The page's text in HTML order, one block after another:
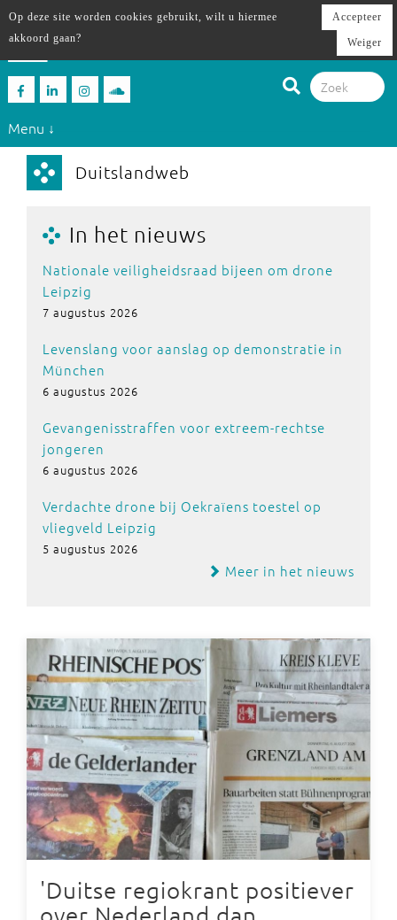
Menu ↓
Duitslandweb
In het nieuws
Nationale veiligheidsraad bijeen om drone
Leipzig
7 augustus 2026
Levenslang voor aanslag op demonstratie in
München
6 augustus 2026
Gevangenisstraffen voor extreem-rechtse
jongeren
6 augustus 2026
Verdachte drone bij Oekraïens toestel op
vliegveld Leipzig
5 augustus 2026
Meer in het nieuws
'Duitse regiokrant positiever
over Nederland dan
Op deze site worden cookies gebruikt, wilt u hiermee
akkoord gaan?
Accepteer
Weiger